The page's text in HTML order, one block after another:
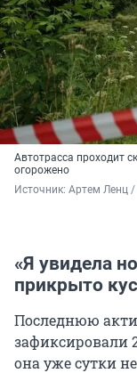
Автотрасса проходит
огорожено
Источник: Артем Ленц /
«Я увидела
прикрыто
Последнюю
зафиксировали
она уже сутки